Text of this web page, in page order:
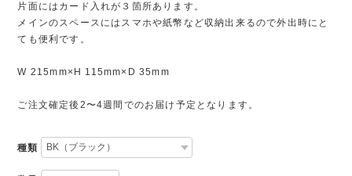
片面にはカード入れが３箇所あります。
メインのスペースにはスマホや紙幣など収納出来るので外出時にと
ても便利です。
W 215mm×H 115mm×D 35mm
ご注文確定後2〜4週間でのお届け予定となります。
種類